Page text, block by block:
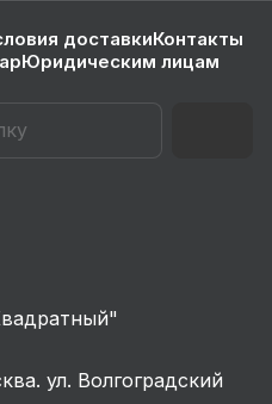
доставкиКонтакты
Юридическим лицам
ул. Волгоградский